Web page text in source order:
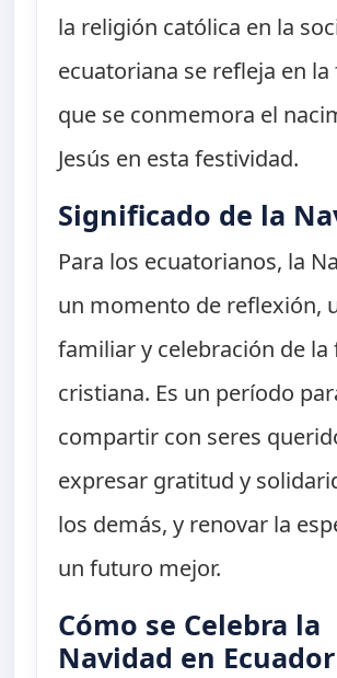
la religión católica en la
ecuatoriana se refleja en
que se conmemora el
Jesús en esta festividad.
Significado de la
Para los ecuatorianos, la
un momento de reflexión,
familiar y celebración de la
cristiana. Es un período
compartir con seres
expresar gratitud y
los demás, y renovar la
un futuro mejor.
Cómo se Celebra la
Navidad en Ecuador